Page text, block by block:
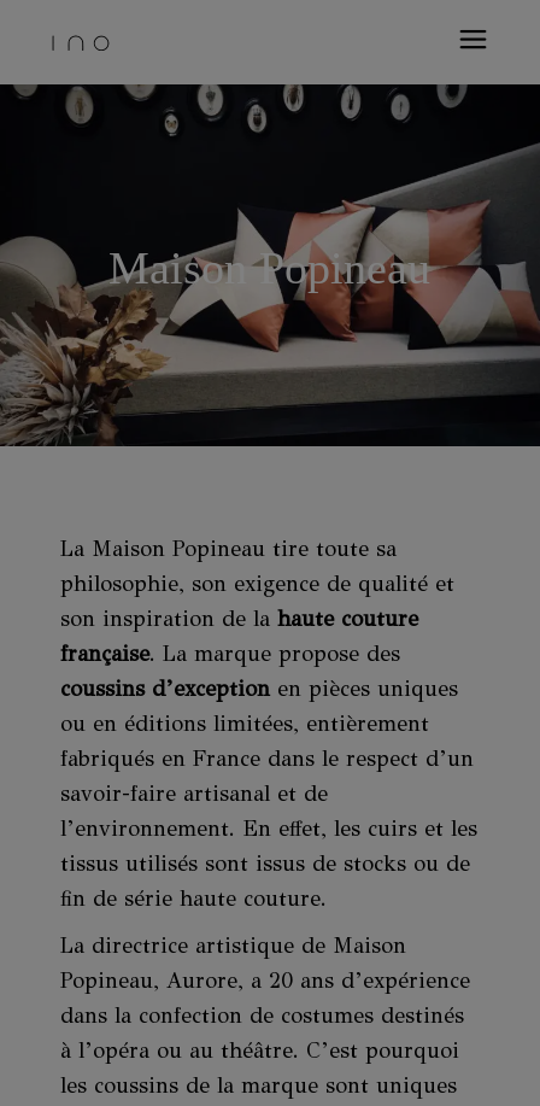
Maison Popineau
La Maison Popineau tire toute sa
philosophie, son exigence de qualité et
son inspiration de lahaute couture
française. La marque propose des
coussins d’exceptionen pièces uniques
ou en éditions limitées, entièrement
fabriqués en France dans le respect d’un
savoir-faire artisanal et de
l’environnement. En effet, les cuirs et les
tissus utilisés sont issus de stocks ou de
fin de série haute couture.
La directrice artistique de Maison
Popineau, Aurore, a 20 ans d’expérience
dans la confection de costumes destinés
à l’opéra ou au théâtre. C’est pourquoi
les coussins de la marque sont uniques